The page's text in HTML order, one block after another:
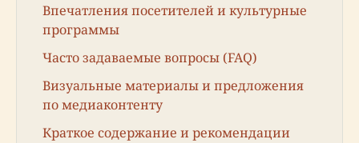
Впечатления посетителей и культурные
программы
Часто задаваемые вопросы (FAQ)
Визуальные материалы и предложения
по медиаконтенту
Краткое содержание и рекомендации